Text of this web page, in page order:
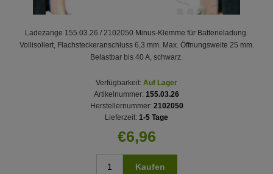
Ladezange 155.03.26 / 2102050 Minus-Klemme für Batterieladung.
Vollisoliert, Flachsteckeranschluss 6,3 mm. Max. Öffnungsweite 25 mm.
Belastbar bis 40 A, schwarz.
Verfügbarkeit: Auf Lager
Artikelnummer: 155.03.26
Herstellernummer: 2102050
Lieferzeit: 1-5 Tage
€6,96
Kaufen